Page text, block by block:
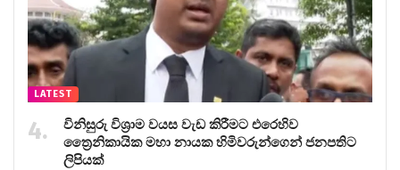
LATEST
විනිසුරු විශ්‍රාම වයස වැඩ කිරීමට එරෙහිව
ත්‍රෛනිකායික මහා නායක හිමිවරුන්ගෙන් ජනපතිට
ලිපියක්